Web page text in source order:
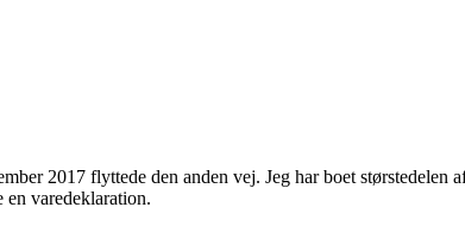
2017 flyttede den anden vej. Jeg har boet størstedelen
varedeklaration.